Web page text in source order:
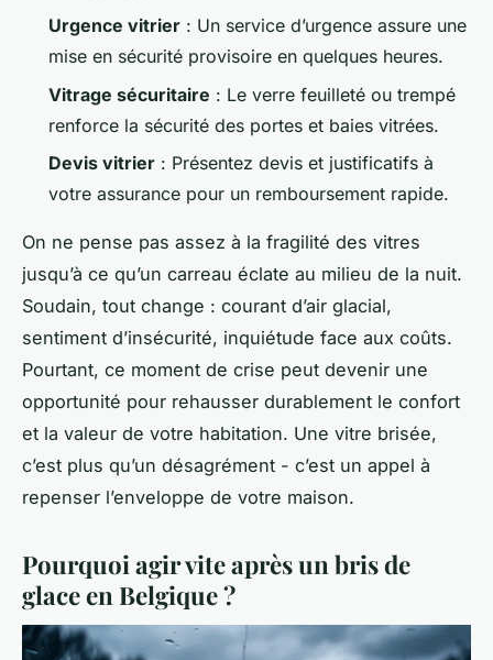
Urgence vitrier : Un service d’urgence assure une
mise en sécurité provisoire en quelques heures.
Vitrage sécuritaire : Le verre feuilleté ou trempé
renforce la sécurité des portes et baies vitrées.
Devis vitrier : Présentez devis et justificatifs à
votre assurance pour un remboursement rapide.
On ne pense pas assez à la fragilité des vitres
jusqu’à ce qu’un carreau éclate au milieu de la nuit.
Soudain, tout change : courant d’air glacial,
sentiment d’insécurité, inquiétude face aux coûts.
Pourtant, ce moment de crise peut devenir une
opportunité pour rehausser durablement le confort
et la valeur de votre habitation. Une vitre brisée,
c’est plus qu’un désagrément - c’est un appel à
repenser l’enveloppe de votre maison.
Pourquoi agir vite après un bris de
glace en Belgique ?